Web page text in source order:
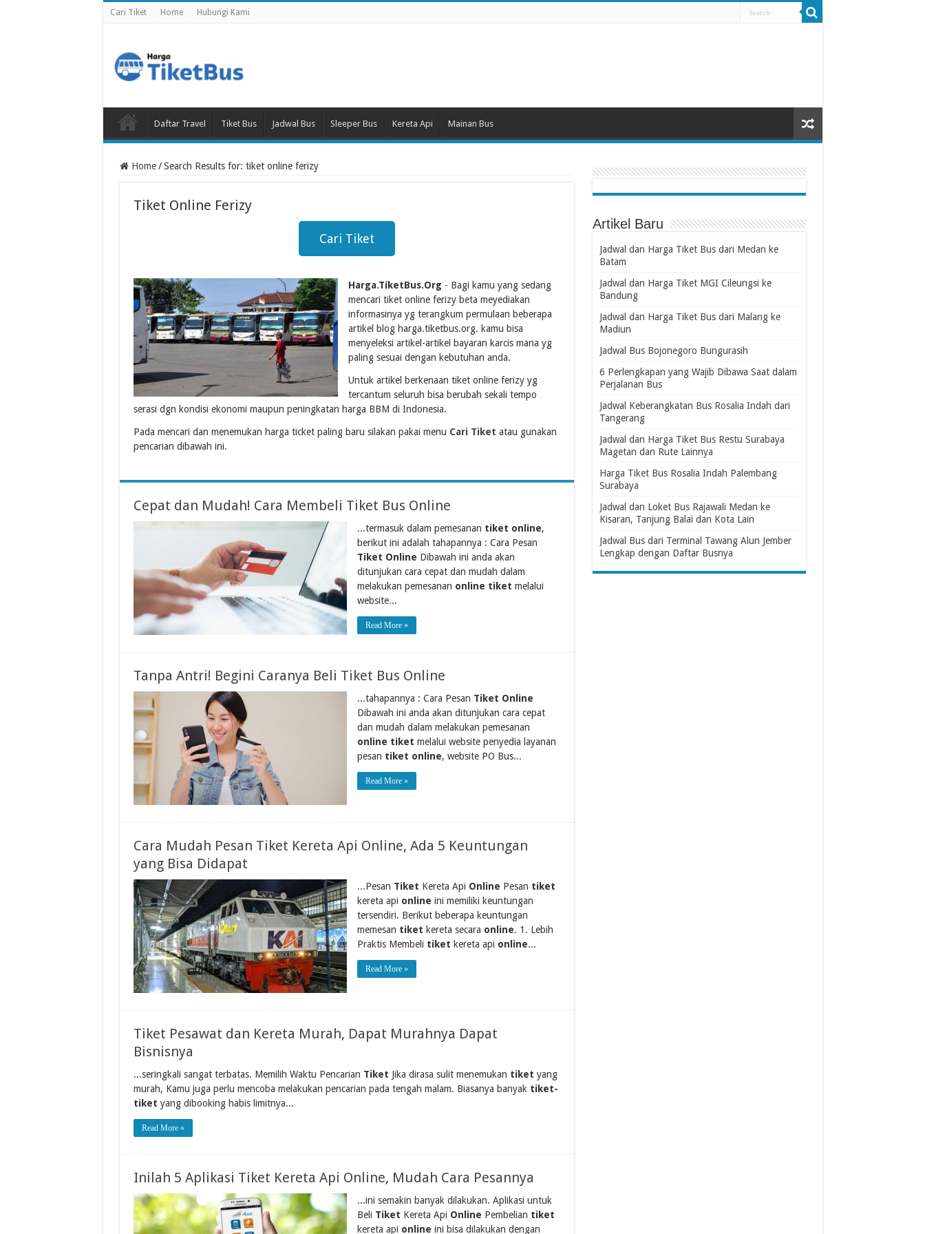
Cari Tiket Home Hubungi Kami
Daftar Travel Tiket Bus Jadwal Bus Sleeper Bus Kereta Api Mainan Bus
Home / Search Results for: tiket online ferizy
Tiket Online Ferizy
Cari Tiket
Harga.TiketBus.Org - Bagi kamu yang sedang
mencari tiket online ferizy beta meyediakan
informasinya yg terangkum permulaan beberapa
artikel blog harga.tiketbus.org. kamu bisa
menyeleksi artikel-artikel bayaran karcis mana yg
paling sesuai dengan kebutuhan anda.
Untuk artikel berkenaan tiket online ferizy yg
tercantum seluruh bisa berubah sekali tempo
serasi dgn kondisi ekonomi maupun peningkatan harga BBM di Indonesia.
Pada mencari dan menemukan harga ticket paling baru silakan pakai menu Cari Tiket atau gunakan
pencarian dibawah ini.
Cepat dan Mudah! Cara Membeli Tiket Bus Online
...termasuk dalam pemesanan tiket online,
berikut ini adalah tahapannya : Cara Pesan
Tiket Online Dibawah ini anda akan
ditunjukan cara cepat dan mudah dalam
melakukan pemesanan online tiket melalui
website...
Read More »
Tanpa Antri! Begini Caranya Beli Tiket Bus Online
...tahapannya : Cara Pesan Tiket Online
Dibawah ini anda akan ditunjukan cara cepat
dan mudah dalam melakukan pemesanan
online tiket melalui website penyedia layanan
pesan tiket online, website PO Bus...
Read More »
Cara Mudah Pesan Tiket Kereta Api Online, Ada 5 Keuntungan
yang Bisa Didapat
...Pesan Tiket Kereta Api Online Pesan tiket
kereta api online ini memiliki keuntungan
tersendiri. Berikut beberapa keuntungan
memesan tiket kereta secara online. 1. Lebih
Praktis Membeli tiket kereta api online...
Read More »
Tiket Pesawat dan Kereta Murah, Dapat Murahnya Dapat
Bisnisnya
...seringkali sangat terbatas. Memilih Waktu Pencarian Tiket Jika dirasa sulit menemukan tiket yang
murah, Kamu juga perlu mencoba melakukan pencarian pada tengah malam. Biasanya banyak tiket-
tiket yang dibooking habis limitnya...
Read More »
Inilah 5 Aplikasi Tiket Kereta Api Online, Mudah Cara Pesannya
...ini semakin banyak dilakukan. Aplikasi untuk
Beli Tiket Kereta Api Online Pembelian tiket
kereta api online ini bisa dilakukan dengan
Artikel Baru
Jadwal dan Harga Tiket Bus dari Medan ke
Batam
Jadwal dan Harga Tiket MGI Cileungsi ke
Bandung
Jadwal dan Harga Tiket Bus dari Malang ke
Madiun
Jadwal Bus Bojonegoro Bungurasih
6 Perlengkapan yang Wajib Dibawa Saat dalam
Perjalanan Bus
Jadwal Keberangkatan Bus Rosalia Indah dari
Tangerang
Jadwal dan Harga Tiket Bus Restu Surabaya
Magetan dan Rute Lainnya
Harga Tiket Bus Rosalia Indah Palembang
Surabaya
Jadwal dan Loket Bus Rajawali Medan ke
Kisaran, Tanjung Balai dan Kota Lain
Jadwal Bus dari Terminal Tawang Alun Jember
Lengkap dengan Daftar Busnya